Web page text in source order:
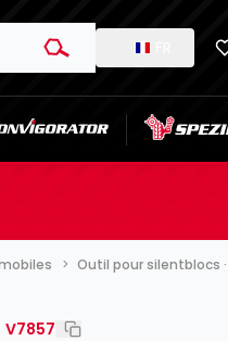
Outil pour silentblocs
V7857